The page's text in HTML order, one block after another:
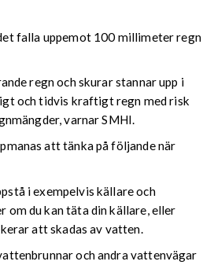
falla uppemot 100 millimeter regn
regn och skurar stannar upp i
och tidvis kraftigt regn med risk
varnar SMHI.
att tänka på följande när
i exempelvis källare och
om du kan täta din källare, eller
att skadas av vatten.
och andra vattenvägar